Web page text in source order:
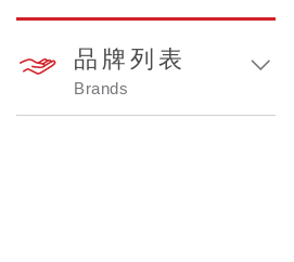
品牌列表
Brands